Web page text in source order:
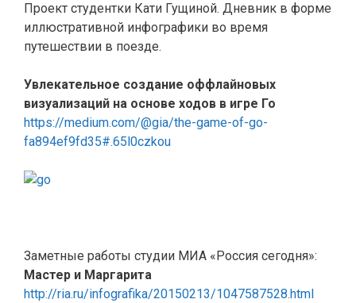
Проект студентки Кати Гущиной. Дневник в форме
иллюстративной инфографики во время
путешествии в поезде.
Увлекательное создание оффлайновых
визуализаций на основе ходов в игре Го
https://medium.com/@gia/the-game-of-go-
fa894ef9fd35#.65l0czkou
Заметные работы студии МИА «Россия сегодня»:
Мастер и Маргарита
http://ria.ru/infografika/20150213/1047587528.html